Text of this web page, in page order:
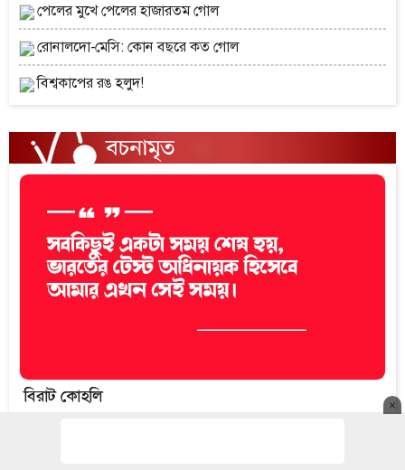
পেলের মুখে পেলের হাজারতম গোল
রোনালদো-মেসি: কোন বছরে কত গোল
বিশ্বকাপের রঙ হলুদ!
বিরাট কোহলি ×